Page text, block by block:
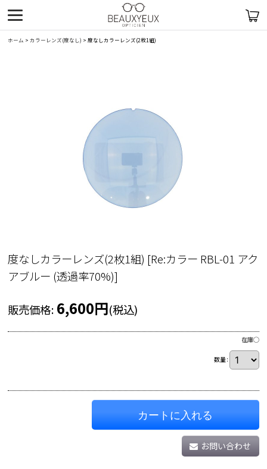
ホーム > カラーレンズ(度なし) > 度なしカラーレンズ(2枚1組)
度なしカラーレンズ(2枚1組) [Re:カラー RBL-01 アク
アブルー (透過率70%)]
販売価格: 6,600円(税込)
在庫◯
数量:
カートに入れる
お問い合わせ